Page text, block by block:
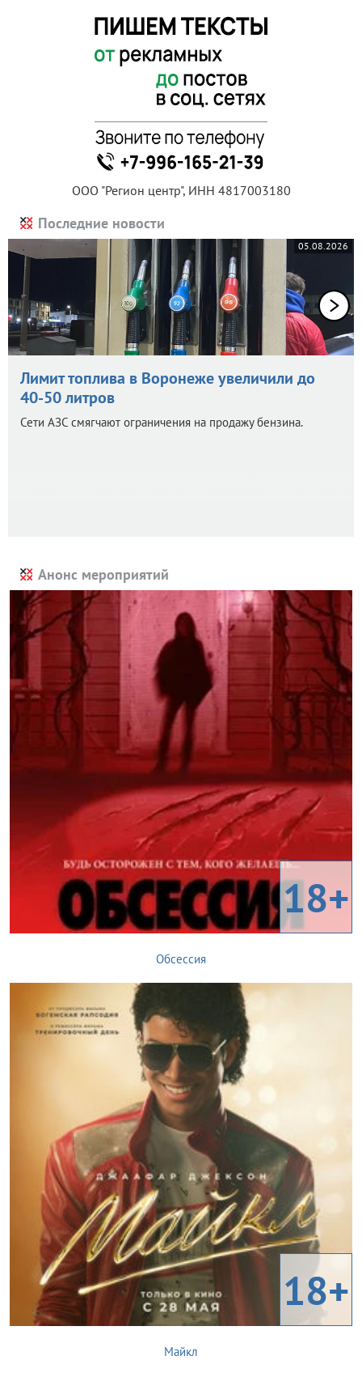
ООО "Регион центр", ИНН 4817003180
Последние новости
05.08.2026
Лимит топлива в Воронеже увеличили до
40-50 литров
Сети АЗС смягчают ограничения на продажу бензина.
Анонс мероприятий
18+
Обсессия
18+
Майкл